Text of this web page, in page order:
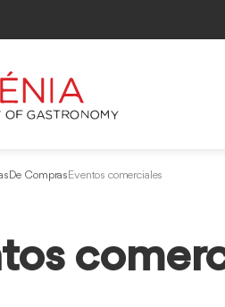
De Compras Eventos comerciales